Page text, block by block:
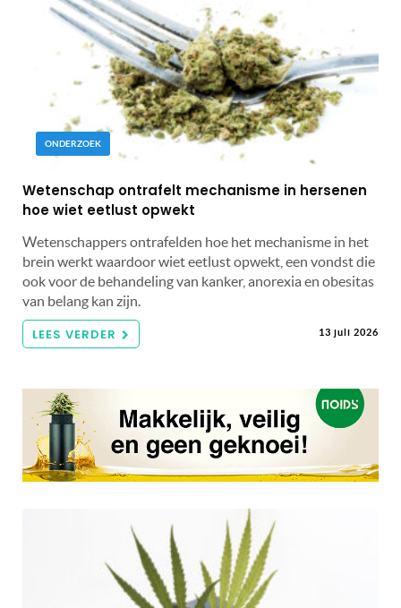
ONDERZOEK
Wetenschap ontrafelt mechanisme in hersenen
hoe wiet eetlust opwekt
Wetenschappers ontrafelden hoe het mechanisme in het
brein werkt waardoor wiet eetlust opwekt, een vondst die
ook voor de behandeling van kanker, anorexia en obesitas
van belang kan zijn.
LEES VERDER 13 juli 2026